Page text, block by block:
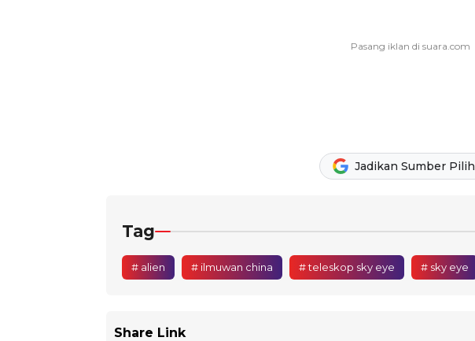
Jadikan Sumber
Tag
# alien # ilmuwan china # teleskop sky eye # sky eye
Share Link